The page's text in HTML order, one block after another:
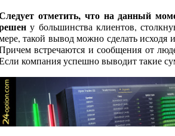
отметить, что на данный
у большинства клиентов,
такой вывод можно сделать
встречаются и сообщения от
компания успешно выводит такие